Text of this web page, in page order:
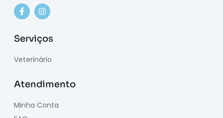
Serviços
Veterinário
Atendimento
Minha Conta